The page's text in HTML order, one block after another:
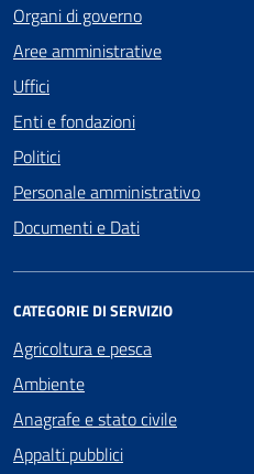
Organi di governo
Aree amministrative
Uffici
Enti e fondazioni
Politici
Personale amministrativo
Documenti e Dati
CATEGORIE DI SERVIZIO
Agricoltura e pesca
Ambiente
Anagrafe e stato civile
Appalti pubblici